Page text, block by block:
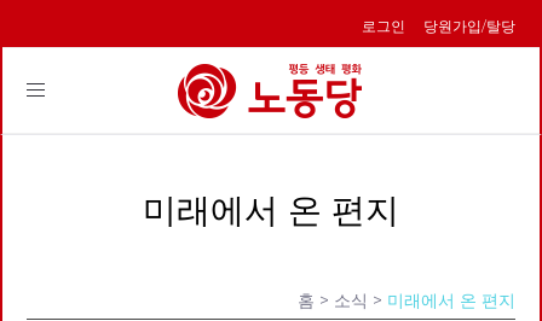
로그인 당원가입/탈당
Toggle
미래에서 온 편지
홈 > 소식 > 미래에서 온 편지